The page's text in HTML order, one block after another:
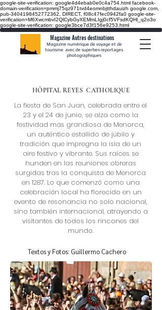
google-site-verification: google4d4ebab0e0c4a754.html facebook-
domain-verification=pmmj75qz971tvd4eomnbjtthdauizh google.com,
pub-3404198452772362, DIRECT, f08c47fec0942fa0 google-site-
verification=M6XwcmbvI2QlCybGyXEMmLIgj0cf5VFsdKQHl_q2o3o
google-site-verification: google3bce7d3f156e9253.html
Magazine Autres destinations
Magazine numérique de voyage et de
tourisme avec de superbes reportages
photographiques
HÔPITAL REYES CATHOLIQUE
La fiesta de San Juan, celebrada entre el
23 y el 24 de junio, se alza como la
festividad más grandiosa de Menorca,
un auténtico estallido de júbilo y
tradición que impregna la isla de un
aire festivo y vibrante. Sus raíces se
hunden en las reuniones obreras
surgidas tras la conquista de Menorca
en 1287. Lo que comenzó como una
celebración local ha florecido en un
evento de resonancia no solo nacional,
sino también internacional, atrayendo a
visitantes de todos los rincones del
mundo.
Textos y Fotos: Guillermo Cachero